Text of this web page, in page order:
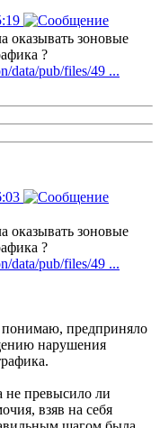
оказывать зоновые
?
data/pub/files/49 ...
оказывать зоновые
?
data/pub/files/49 ...
предприняло
нарушения
не превысило ли
взяв на себя